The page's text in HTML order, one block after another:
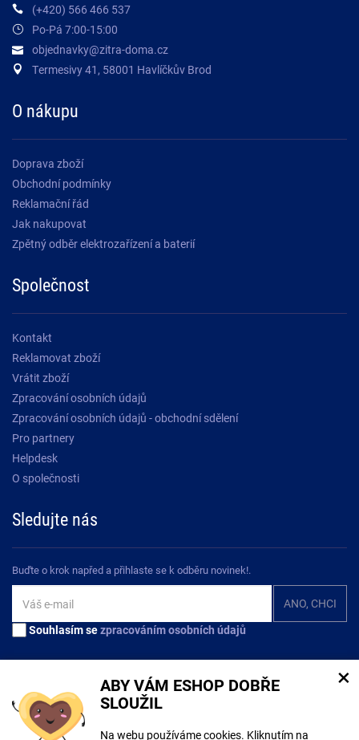
ABY VÁM ESHOP DOBŘE
SLOUŽIL
Na webu používáme cookies. Kliknutím na
×
(+420) 566 466 537
Po-Pá 7:00-15:00
objednavky@zitra-doma.cz
Termesivy 41, 58001 Havlíčkův Brod
O nákupu
Doprava zboží
Obchodní podmínky
Reklamační řád
Jak nakupovat
Zpětný odběr elektrozařízení a baterií
Společnost
Kontakt
Reklamovat zboží
Vrátit zboží
Zpracování osobních údajů
Zpracování osobních údajů - obchodní sdělení
Pro partnery
Helpdesk
O společnosti
Sledujte nás
Buďte o krok napřed a přihlaste se k odběru novinek!.
Souhlasím sezpracováním osobních údajů
Na tomto webu mohou být při tvorbě obsahu využívány nástroje umělé